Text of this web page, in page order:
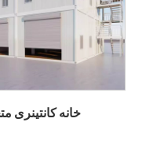
خانه کانتینری